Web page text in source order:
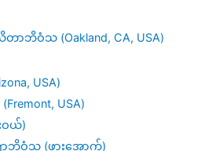
ာဘိဝံသ (Oakland, CA, USA)
USA)
USA)
ဝယ်)
ဘိဝံသ (ဖားအောက်)